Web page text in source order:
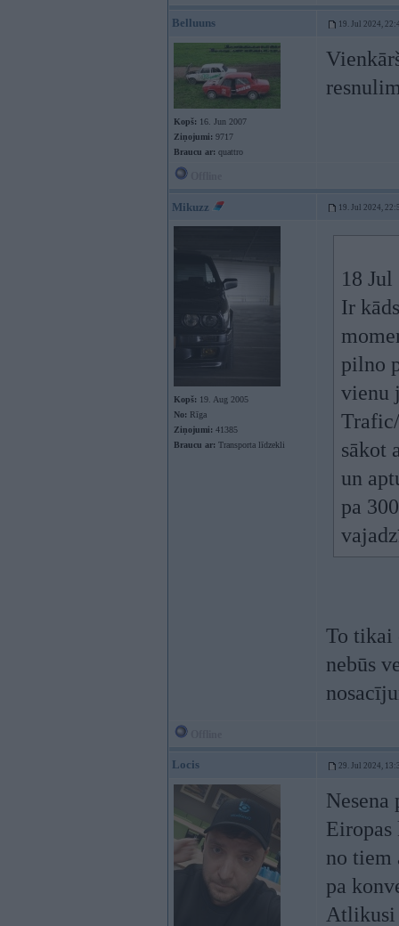
Belluuns 19. Jul 2024,
Kopš: 16. Jun 2007
Ziņojumi: 9717
Braucu ar: quattro
Mikuzz 19. Jul 2024,
Kopš: 19. Aug 2005
No: Rīga
Ziņojumi: 41385
Braucu ar: Transporta līdzekli
18
Ir
pilno
vienu
sākot
un
pa
To tikai
nebūs
Locis 29. Jul 2024,
Eiropas
no tiem
pa
Atlikusi